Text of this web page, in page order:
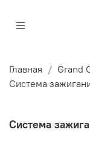
Главная Grand
Система
Система